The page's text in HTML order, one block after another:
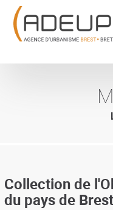
Aller
contenu
principal
Collection de
du pays de Brest
Panneau de gestion des